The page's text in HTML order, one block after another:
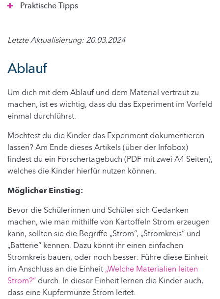
Praktische Tipps
Letzte Aktualisierung: 20.03.2024
Ablauf
Um dich mit dem Ablauf und dem Material vertraut zu
machen, ist es wichtig, dass du das Experiment im Vorfeld
einmal durchführst.
Möchtest du die Kinder das Experiment dokumentieren
lassen? Am Ende dieses Artikels (über der Infobox)
findest du ein Forschertagebuch (PDF mit zwei A4 Seiten),
welches die Kinder hierfür nutzen können.
Möglicher Einstieg:
Bevor die Schülerinnen und Schüler sich Gedanken
machen, wie man mithilfe von Kartoffeln Strom erzeugen
kann, sollten sie die Begriffe „Strom“, „Stromkreis“ und
„Batterie“ kennen. Dazu könnt ihr einen einfachen
Stromkreis bauen, oder noch besser: Führe diese Einheit
im Anschluss an die Einheit„Welche Materialien leiten
Strom?“ durch. In dieser Einheit lernen die Kinder auch,
dass eine Kupfermünze Strom leitet.